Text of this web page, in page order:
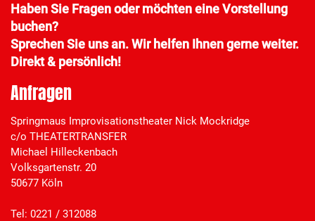
Haben Sie Fragen oder möchten eine Vorstellung
buchen?
Sprechen Sie uns an. Wir helfen Ihnen gerne weiter.
Direkt & persönlich!
Anfragen
Springmaus Improvisationstheater Nick Mockridge
c/o THEATERTRANSFER
Michael Hilleckenbach
Volksgartenstr. 20
50677 Köln
Tel: 0221 / 312088